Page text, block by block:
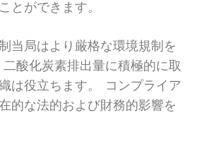
とができます。
当局はより厳格な環境規制を
酸化炭素排出量に積極的に取
は役立ちます。 コンプライア
的な法的および財務的影響を